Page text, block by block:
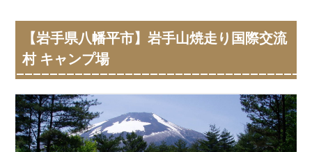
【岩手県八幡平市】岩手山焼走り国際交流
村 キャンプ場